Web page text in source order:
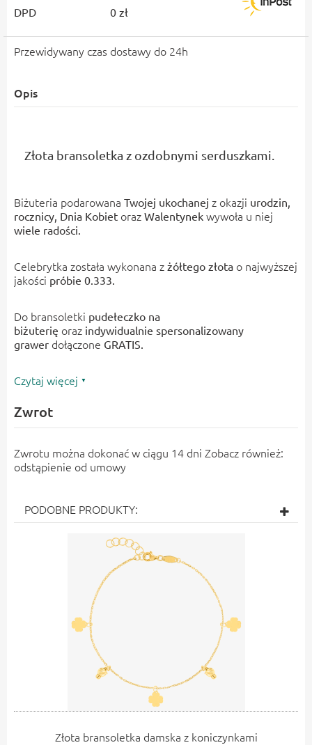
DPD
0 zł
Przewidywany czas dostawy do 24h
Opis
Złota bransoletka z ozdobnymi serduszkami
Biżuteria podarowana Twojej ukochanej z okazji urodzin,
rocznicy, Dnia Kobiet oraz Walentynek wywoła u niej
wiele radości.
Celebrytka została wykonana z żółtego złotao najwyższej
jakości próbie 0.333.
Do bransoletki pudełeczko na
biżuterię oraz indywidualnie spersonalizowany
grawerdołączone GRATIS.
Czytaj więcej
Zwrot
Zwrotu można dokonać w ciągu 14 dni Zobacz również:
odstąpienie od umowy
PODOBNE PRODUKTY:
Złota bransoletka damska z koniczynkami